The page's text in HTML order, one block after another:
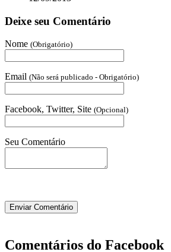
Deixe seu Comentário
Nome (Obrigatório)
Email (Não será publicado - Obrigatório)
Facebook, Twitter, Site (Opcional)
Seu Comentário
Comentários do Facebook